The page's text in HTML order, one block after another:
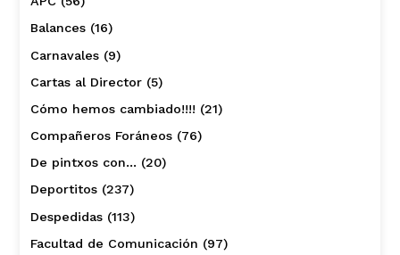
Balances(16)
Carnavales(9)
Cartas al Director(5)
Cómo hemos cambiado!!!! (21)
Compañeros Foráneos(76)
De pintxos con… (20)
Deportitos(237)
Despedidas(113)
Facultad de Comunicación (97)